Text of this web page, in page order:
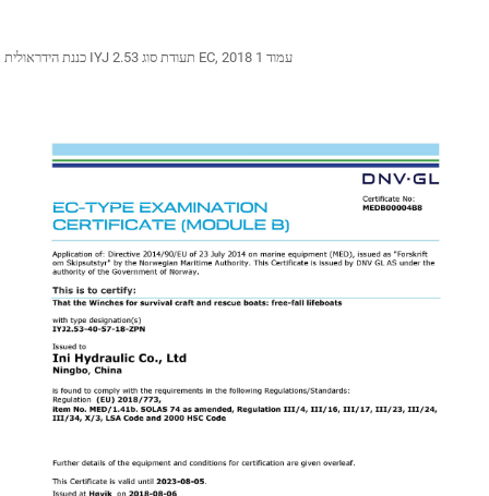
כננת הידראולית IYJ 2.53 תעודת סוג EC, 2018 עמוד 1